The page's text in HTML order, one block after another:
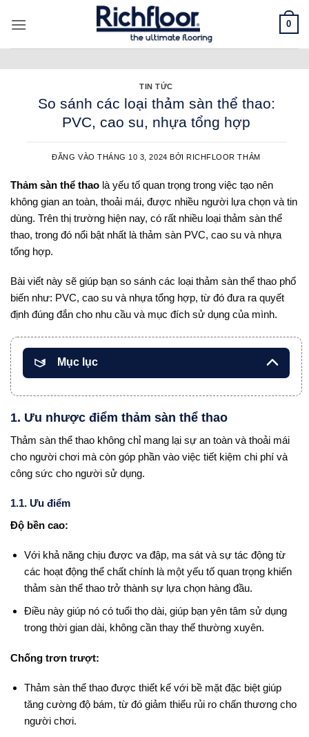
qua
0
TIN TỨC
So sánh các loại thảm sàn thể thao:
PVC, cao su, nhựa tổng hợp
ĐĂNG VÀOTHÁNG 10 3, 2024 BỞI RICHFLOOR THẢM
Thảm sàn thể thao là yếu tố quan trọng trong việc tạo nên
không gian an toàn, thoải mái, được nhiều người lựa chọn và tin
dùng. Trên thị trường hiện nay, có rất nhiều loại thảm sàn thể
thao, trong đó nổi bật nhất là thảm sàn PVC, cao su và nhựa
tổng hợp.
Bài viết này sẽ giúp bạn so sánh các loại thảm sàn thể thao phổ
biến như: PVC, cao su và nhựa tổng hợp, từ đó đưa ra quyết
định đúng đắn cho nhu cầu và mục đích sử dụng của mình.
Mục lục
1. Ưu nhược điểm thảm sàn thể thao
Thảm sàn thể thao không chỉ mang lại sự an toàn và thoải mái
cho người chơi mà còn góp phần vào việc tiết kiệm chi phí và
công sức cho người sử dụng.
1.1. Ưu điểm
Độ bền cao:
Với khả năng chịu được va đập, ma sát và sự tác động từ
các hoạt động thể chất chính là một yếu tố quan trọng khiến
thảm sàn thể thao trở thành sự lựa chọn hàng đầu.
Điều này giúp nó có tuổi thọ dài, giúp bạn yên tâm sử dụng
trong thời gian dài, không cần thay thế thường xuyên.
Chống trơn trượt:
Thảm sàn thể thao được thiết kế với bề mặt đặc biệt giúp
tăng cường độ bám, từ đó giảm thiểu rủi ro chấn thương cho
người chơi.